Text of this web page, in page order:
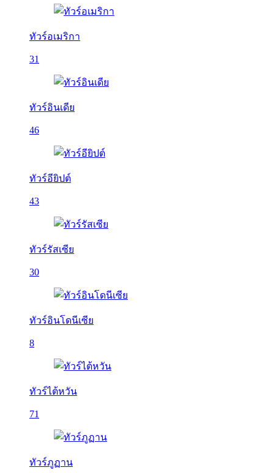
ทัวร์อเมริกา
31
ทัวร์อินเดีย
46
ทัวร์อียิปต์
43
ทัวร์รัสเซีย
30
ทัวร์อินโดนีเซีย
8
ทัวร์ไต้หวัน
71
ทัวร์ภูฏาน